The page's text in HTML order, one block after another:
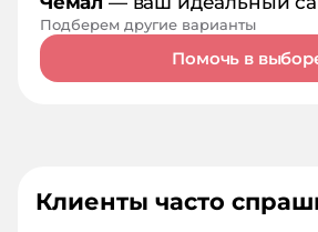
Подберем другие варианты
Помочь в
Клиенты часто